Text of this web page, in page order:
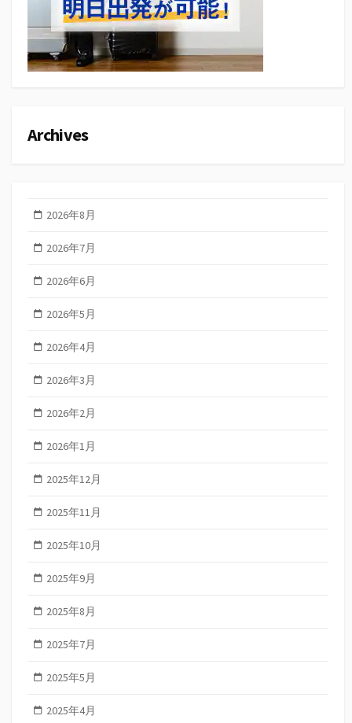
Archives
2026年8月
2026年7月
2026年6月
2026年5月
2026年4月
2026年3月
2026年2月
2026年1月
2025年12月
2025年11月
2025年10月
2025年9月
2025年8月
2025年7月
2025年5月
2025年4月